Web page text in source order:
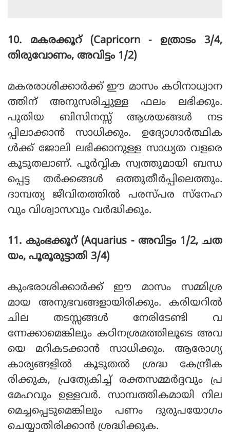
10. മകരക്കൂറ് (Capricorn - ഉത്രാടം 3/4,
തിരുവോണം, അവിട്ടം 1/2)
മകരരാശിക്കാര്‍ക്ക് ഈ മാസം കഠിനാധ്വാന
ത്തിന് അനുസരിച്ചുള്ള ഫലം ലഭിക്കും.
പുതിയ ബിസിനസ്സ് ആശയങ്ങള്‍ നട
പ്പിലാക്കാന്‍ സാധിക്കും. ഉദ്യോഗാര്‍ത്ഥിക
ള്‍ക്ക് ജോലി ലഭിക്കാനുള്ള സാധ്യത വളരെ
കൂടുതലാണ്. പൂര്‍വ്വിക സ്വത്തുമായി ബന്ധ
പ്പെട്ട തര്‍ക്കങ്ങള്‍ ഒത്തുതീര്‍പ്പിലെത്തും.
ദാമ്പത്യ ജീവിതത്തില്‍ പരസ്പര സ്‌നേഹ
വും വിശ്വാസവും വര്‍ദ്ധിക്കും.
11. കുംഭക്കൂറ് (Aquarius - അവിട്ടം 1/2, ചത
യം, പൂരൂരുട്ടാതി 3/4)
കുംഭരാശിക്കാര്‍ക്ക് ഈ മാസം സമ്മിശ്ര
മായ അനുഭവങ്ങളായിരിക്കും. കരിയറില്‍
ചില തടസ്സങ്ങള്‍ നേരിടേണ്ടി വ
ന്നേക്കാമെങ്കിലും കഠിനശ്രമത്തിലൂടെ അവ
യെ മറികടക്കാന്‍ സാധിക്കും. ആരോഗ്യ
കാര്യങ്ങളില്‍ കൂടുതല്‍ ശ്രദ്ധ കേന്ദ്രീക
രിക്കുക, പ്രത്യേകിച്ച് രക്തസമ്മര്‍ദ്ദവും പ്ര
മേഹവും ഉള്ളവര്‍. സാമ്പത്തികമായി നില
മെച്ചപ്പെടുമെങ്കിലും പണം ദുരുപയോഗം
ചെയ്യാതിരിക്കാന്‍ ശ്രദ്ധിക്കുക.